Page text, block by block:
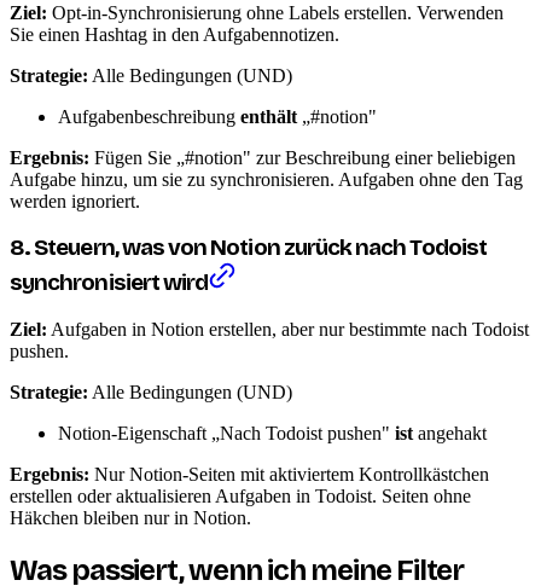
Ziel: Opt-in-Synchronisierung ohne Labels erstellen. Verwenden
Sie einen Hashtag in den Aufgabennotizen.
Strategie: Alle Bedingungen (UND)
Aufgabenbeschreibung enthält „#notion"
Ergebnis: Fügen Sie „#notion" zur Beschreibung einer beliebigen
Aufgabe hinzu, um sie zu synchronisieren. Aufgaben ohne den Tag
werden ignoriert.
8. Steuern, was von Notion zurück nach Todoist
synchronisiert wird
Ziel: Aufgaben in Notion erstellen, aber nur bestimmte nach Todoist
pushen.
Strategie: Alle Bedingungen (UND)
Notion-Eigenschaft „Nach Todoist pushen" ist angehakt
Ergebnis: Nur Notion-Seiten mit aktiviertem Kontrollkästchen
erstellen oder aktualisieren Aufgaben in Todoist. Seiten ohne
Häkchen bleiben nur in Notion.
Was passiert, wenn ich meine Filter